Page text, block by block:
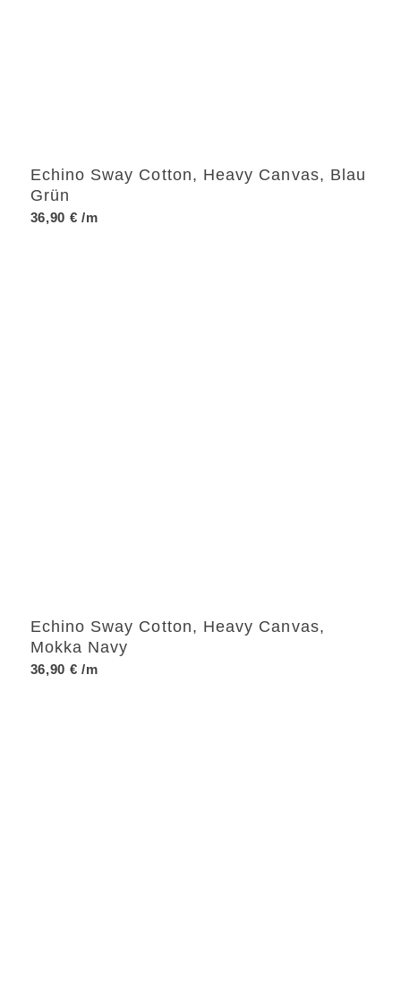
Echino Sway Cotton, Heavy Canvas, Blau
Grün
36,90 € /m
Echino Sway Cotton, Heavy Canvas,
Mokka Navy
36,90 € /m